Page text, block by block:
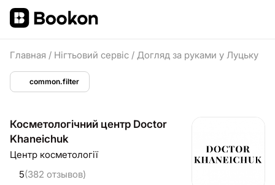
Главная / Нігтьовий сервіс / Догляд за руками у Луцьку
common.filter
Косметологічний центр Doctor
Khaneichuk
Центр косметології
5(382 отзывов)